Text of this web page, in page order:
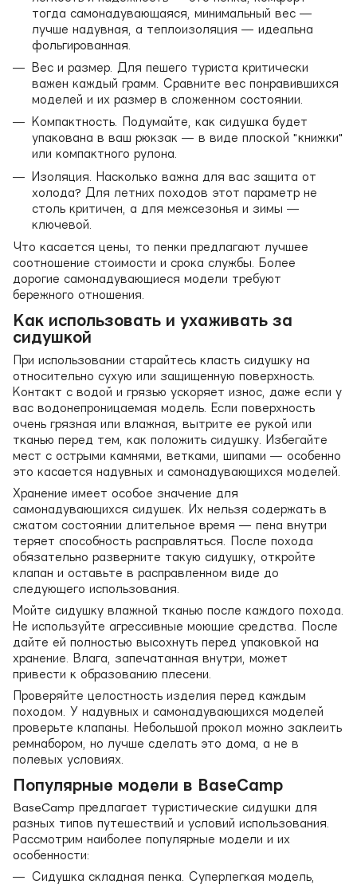
тогда самонадувающаяся, минимальный вес —
лучше надувная, а теплоизоляция — идеальна
фольгированная.
Вес и размер. Для пешего туриста критически
важен каждый грамм. Сравните вес понравившихся
моделей и их размер в сложенном состоянии.
Компактность. Подумайте, как сидушка будет
упакована в ваш рюкзак — в виде плоской "книжки"
или компактного рулона.
Изоляция. Насколько важна для вас защита от
холода? Для летних походов этот параметр не
столь критичен, а для межсезонья и зимы —
ключевой.
Что касается цены, то пенки предлагают лучшее
соотношение стоимости и срока службы. Более
дорогие самонадувающиеся модели требуют
бережного отношения.
Как использовать и ухаживать за
сидушкой
При использовании старайтесь класть сидушку на
относительно сухую или защищенную поверхность.
Контакт с водой и грязью ускоряет износ, даже если у
вас водонепроницаемая модель. Если поверхность
очень грязная или влажная, вытрите ее рукой или
тканью перед тем, как положить сидушку. Избегайте
мест с острыми камнями, ветками, шипами — особенно
это касается надувных и самонадувающихся моделей.
Хранение имеет особое значение для
самонадувающихся сидушек. Их нельзя содержать в
сжатом состоянии длительное время — пена внутри
теряет способность расправляться. После похода
обязательно разверните такую сидушку, откройте
клапан и оставьте в расправленном виде до
следующего использования.
Мойте сидушку влажной тканью после каждого похода.
Не используйте агрессивные моющие средства. После
дайте ей полностью высохнуть перед упаковкой на
хранение. Влага, запечатанная внутри, может
привести к образованию плесени.
Проверяйте целостность изделия перед каждым
походом. У надувных и самонадувающихся моделей
проверьте клапаны. Небольшой прокол можно заклеить
ремнабором, но лучше сделать это дома, а не в
полевых условиях.
Популярные модели в BaseCamp
BaseCamp предлагает туристические сидушки для
разных типов путешествий и условий использования.
Рассмотрим наиболее популярные модели и их
особенности:
Сидушка складная пенка. Суперлегкая модель,